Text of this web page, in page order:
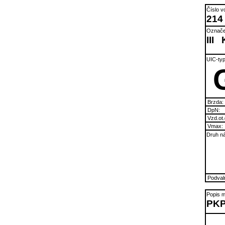
Číslo
214
III
UIC-
Brzda:
DpN:
Vmax:
Druh
Popis